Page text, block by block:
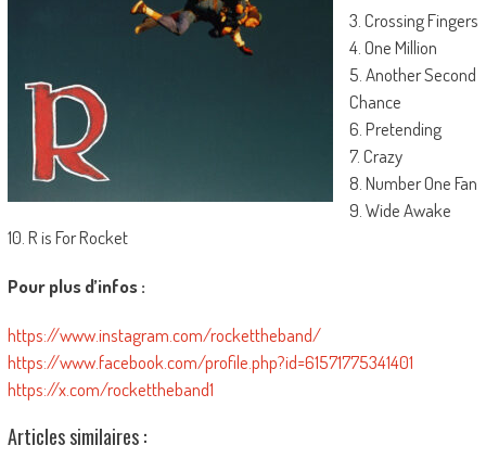
3. Crossing Fingers
4. One Million
5. Another Second
Chance
6. Pretending
7. Crazy
8. Number One Fan
9. Wide Awake
10. R is For Rocket
Pour plus d’infos :
https://www.instagram.com/rockettheband/
https://www.facebook.com/profile.php?id=61571775341401
https://x.com/rockettheband1
Articles similaires :